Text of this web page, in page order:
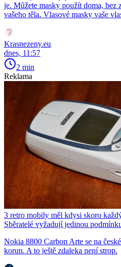
je. Můžete masky použít doma, bez
vašeho těla. Vlasové masky vaše
Krasnezeny.eu
dnes, 11:57
2 min
Reklama
3 retro mobily měl kdysi skoro
Sběratelé vyžadují jedinou
Nokia 8800 Carbon Arte se na
korun. A to ještě zdaleka není strop.